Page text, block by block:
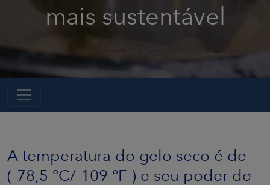
mais sustentável
A temperatura do gelo seco é de
(-78,5 °C/-109 °F ) e seu poder de